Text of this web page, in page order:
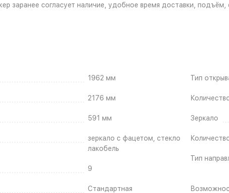
заранее согласует наличие, удобное время доставки, подъём,
1962 мм
2176 мм
591 мм
зеркало с фацетом, стекло
лакобель
9
Стандартная
Тип
Зеркало
Тип